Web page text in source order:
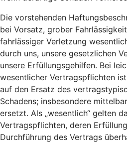
Die vorstehenden
bei Vorsatz, grober
fahrlässiger Verletzung
durch uns, unsere gesetzlichen
unsere Erfüllungsgehilfen. Bei
wesentlicher Vertragspflichten
auf den Ersatz des
Schadens; insbesondere
ersetzt. Als „wesentlich“ gelten
Vertragspflichten, deren
Durchführung des Vertrags